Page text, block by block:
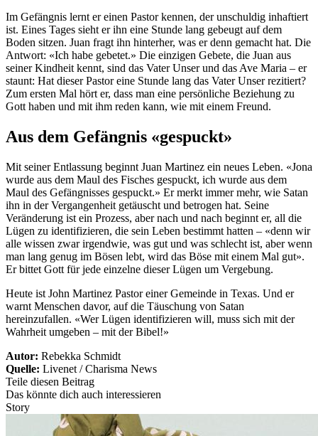
Im Gefängnis lernt er einen Pastor kennen, der unschuldig inhaftiert
ist. Eines Tages sieht er ihn eine Stunde lang gebeugt auf dem
Boden sitzen. Juan fragt ihn hinterher, was er denn gemacht hat. Die
Antwort: «Ich habe gebetet.» Die einzigen Gebete, die Juan aus
seiner Kindheit kennt, sind das Vater Unser und das Ave Maria – er
staunt: Hat dieser Pastor eine Stunde lang das Vater Unser rezitiert?
Zum ersten Mal hört er, dass man eine persönliche Beziehung zu
Gott haben und mit ihm reden kann, wie mit einem Freund.
Aus dem Gefängnis «gespuckt»
Mit seiner Entlassung beginnt Juan Martinez ein neues Leben. «Jona
wurde aus dem Maul des Fisches gespuckt, ich wurde aus dem
Maul des Gefängnisses gespuckt.» Er merkt immer mehr, wie Satan
ihn in der Vergangenheit getäuscht und betrogen hat. Seine
Veränderung ist ein Prozess, aber nach und nach beginnt er, all die
Lügen zu identifizieren, die sein Leben bestimmt hatten – «denn wir
alle wissen zwar irgendwie, was gut und was schlecht ist, aber wenn
man lang genug im Bösen lebt, wird das Böse mit einem Mal gut».
Er bittet Gott für jede einzelne dieser Lügen um Vergebung.
Heute ist John Martinez Pastor einer Gemeinde in Texas. Und er
warnt Menschen davor, auf die Täuschung von Satan
hereinzufallen. «Wer Lügen identifizieren will, muss sich mit der
Wahrheit umgeben – mit der Bibel!»
Autor: Rebekka Schmidt
Quelle: Livenet / Charisma News
Teile diesen Beitrag
Das könnte dich auch interessieren
Story